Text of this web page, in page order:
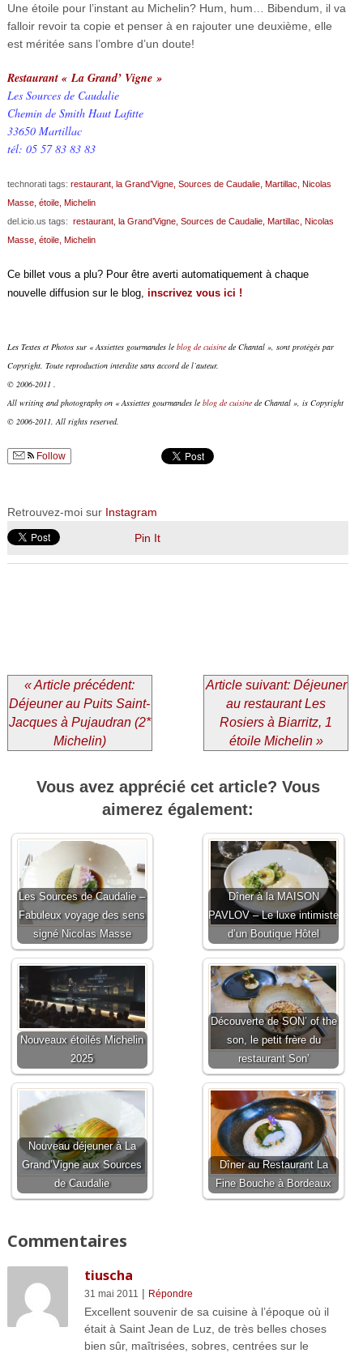
Une étoile pour l’instant au Michelin? Hum, hum… Bibendum, il va
falloir revoir ta copie et penser à en rajouter une deuxième, elle
est méritée sans l’ombre d’un doute!
Restaurant « La Grand’ Vigne »
Les Sources de Caudalie
Chemin de Smith Haut Lafitte
33650 Martillac
tél: 05 57 83 83 83
technorati tags: restaurant, la Grand’Vigne, Sources de Caudalie, Martillac, Nicolas
Masse, étoile, Michelin
del.icio.us tags: restaurant, la Grand’Vigne, Sources de Caudalie, Martillac, Nicolas
Masse, étoile, Michelin
Ce billet vous a plu? Pour être averti automatiquement à chaque
nouvelle diffusion sur le blog, inscrivez vous ici !
Les Textes et Photos sur « Assiettes gourmandes le blog de cuisinede Chantal », sont protégés par
Copyright. Toute reproduction interdite sans accord de l’auteur.
© 2006-2011 .
All writing and photography on « Assiettes gourmandes le blog de cuisinede Chantal », is Copyright
© 2006-2011. All rights reserved.
Follow
Retrouvez-moi sur Instagram
Pin It
« Article précédent:
Déjeuner au Puits Saint-
Jacques à Pujaudran (2*
Michelin)
Article suivant: Déjeuner
au restaurant Les
Rosiers à Biarritz, 1
étoile Michelin »
Vous avez apprécié cet article? Vous
aimerez également:
Les Sources de Caudalie –
Fabuleux voyage des sens
signé Nicolas Masse
Dîner à la MAISON
PAVLOV – Le luxe intimiste
d’un Boutique Hôtel
Nouveaux étoilés Michelin
2025
Découverte de SON’ of the
son, le petit frère du
restaurant Son’
Nouveau déjeuner à La
Grand’Vigne aux Sources
de Caudalie
Dîner au Restaurant La
Fine Bouche à Bordeaux
Commentaires
tiuscha
31 mai 2011 | Répondre
Excellent souvenir de sa cuisine à l’époque où il
était à Saint Jean de Luz, de très belles choses
bien sûr, maîtrisées, sobres, centrées sur le